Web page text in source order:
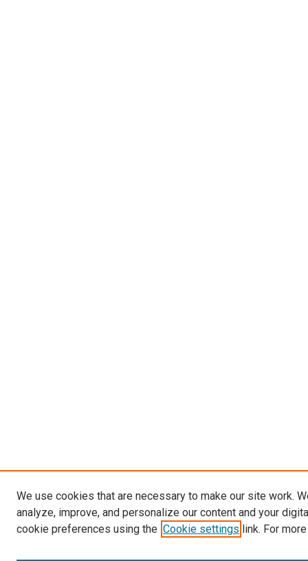
We use cookies that are necessary to make our site work.
analyze, improve, and personalize our content and your
cookie preferences using the Cookie settings link. For